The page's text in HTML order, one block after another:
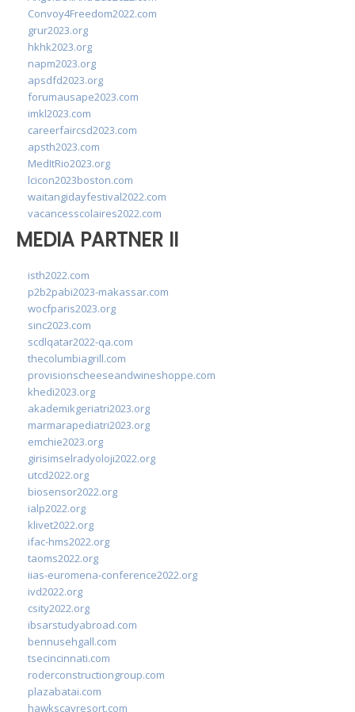
Convoy4Freedom2022.com
grur2023.org
hkhk2023.org
napm2023.org
apsdfd2023.org
forumausape2023.com
imkl2023.com
careerfaircsd2023.com
apsth2023.com
MedItRio2023.org
lcicon2023boston.com
waitangidayfestival2022.com
vacancesscolaires2022.com
MEDIA PARTNER II
isth2022.com
p2b2pabi2023-makassar.com
wocfparis2023.org
sinc2023.com
scdlqatar2022-qa.com
thecolumbiagrill.com
provisionscheeseandwineshoppe.com
khedi2023.org
akademikgeriatri2023.org
marmarapediatri2023.org
emchie2023.org
girisimselradyoloji2022.org
utcd2022.org
biosensor2022.org
ialp2022.org
klivet2022.org
ifac-hms2022.org
taoms2022.org
iias-euromena-conference2022.org
ivd2022.org
csity2022.org
ibsarstudyabroad.com
bennusehgall.com
tsecincinnati.com
roderconstructiongroup.com
plazabatai.com
hawkscayresort.com